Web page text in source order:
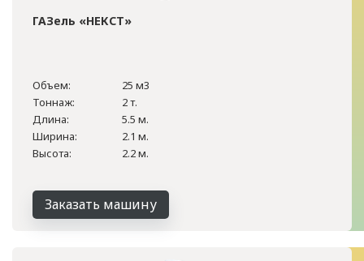
ГАЗель «НЕКСТ»
Объем:
25 м3
Тоннаж:
2 т.
Длина:
5.5 м.
Ширина:
2.1 м.
Высота:
2.2 м.
Заказать машину